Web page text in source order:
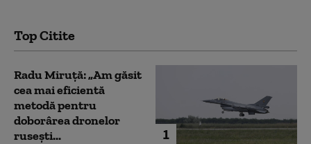
Top Citite
1
Radu Miruță: „Am găsit
cea mai eficientă
metodă pentru
doborârea dronelor
rusești...